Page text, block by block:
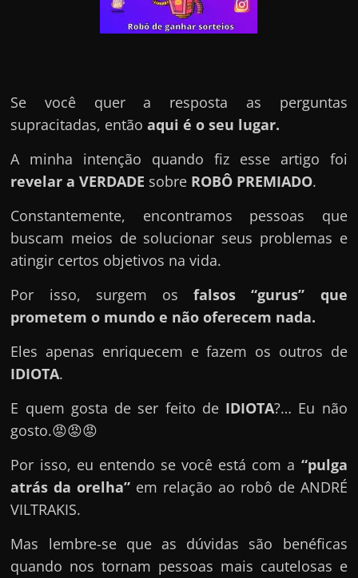
m
a
u
e
l
e
c
e
f
e
c
a
t
n
s
Se você quer a resposta as perguntas
supracitadas, então aqui é o seu lugar.
A minha intenção quando fiz esse artigo foi
revelar a VERDADE sobre ROBÔ PREMIADO.
Constantemente, encontramos pessoas que
buscam meios de solucionar seus problemas e
atingir certos objetivos na vida.
Por isso, surgem osfalsos “gurus” que
prometem o mundo e não oferecem nada.
Eles apenas enriquecem e fazem os outros de
IDIOTA.
E quem gosta de ser feito de IDIOTA?… Eu não
gosto.😡😡😡
Por isso, eu entendo se você está com a “pulga
atrás da orelha” em relação ao robô de ANDRÉ
VILTRAKIS.
Mas lembre-se que as dúvidas são benéficas
quando nos tornam pessoas mais cautelosas e